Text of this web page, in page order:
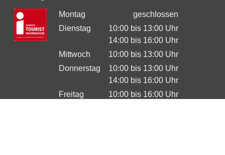
Montag
geschlossen
Dienstag
10:00 bis 13:00 Uhr
14:00 bis 16:00 Uhr
Mittwoch
10:00 bis 13:00 Uhr
Donnerstag
10:00 bis 13:00 Uhr
14:00 bis 16:00 Uhr
Freitag
10:00 bis 16:00 Uhr